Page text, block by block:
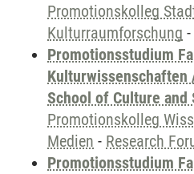
Promotionskolleg
Kulturraumforschung -
Promotionsstudium
School of Culture and
Promotionskolleg
Medien - Research
Promotionsstudium